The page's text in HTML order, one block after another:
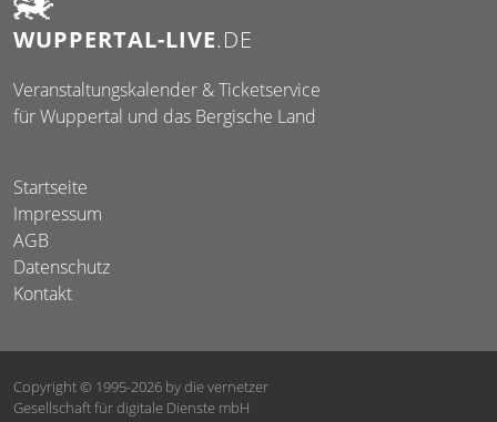
WUPPERTAL-LIVE.DE
Veranstaltungskalender & Ticketservice
für Wuppertal und das Bergische Land
Startseite
Impressum
AGB
Datenschutz
Kontakt
Copyright © 1995-2026 by die vernetzer
Gesellschaft für digitale Dienste mbH